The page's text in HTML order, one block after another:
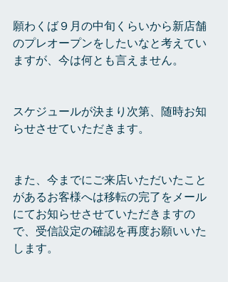
願わくば９月の中旬くらいから新店舗
のプレオープンをしたいなと考えてい
ますが、今は何とも言えません。
スケジュールが決まり次第、随時お知
らせさせていただきます。
また、今までにご来店いただいたこと
があるお客様へは移転の完了をメール
にてお知らせさせていただきますの
で、受信設定の確認を再度お願いいた
します。